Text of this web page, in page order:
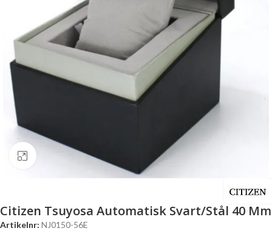
Click to enlarge
Citizen Tsuyosa Automatisk Svart/Stål 40 Mm
Artikelnr: NJ0150-56E